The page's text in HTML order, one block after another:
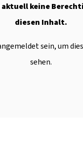
aktuell keine
diesen Inhalt.
sein, um
sehen.